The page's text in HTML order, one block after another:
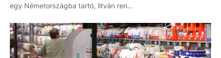
egy Németországba tartó, litván ren…